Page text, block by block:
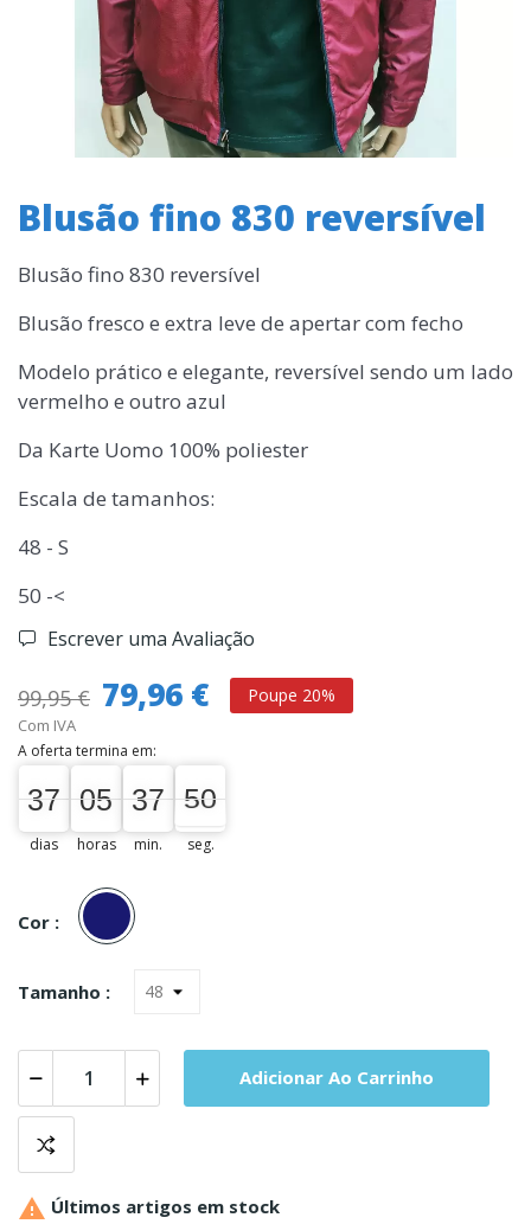
Blusão fino 830 reversível
Blusão fino 830 reversível
Blusão fresco e extra leve de apertar com fecho
Modelo prático e elegante, reversível sendo um lado
vermelho e outro azul
Da Karte Uomo 100% poliester
Escala de tamanhos:
48 - S
50 -<
Escrever uma Avaliação
99,95 € 79,96 € Poupe 20%
Com IVA
A oferta termina em:
37
37
00
dias
05
05
00
horas
37
37
00
min.
50
50
51
seg.
Cor :
Marinho
Tamanho :
Adicionar Ao Carrinho
 Últimos artigos em stock